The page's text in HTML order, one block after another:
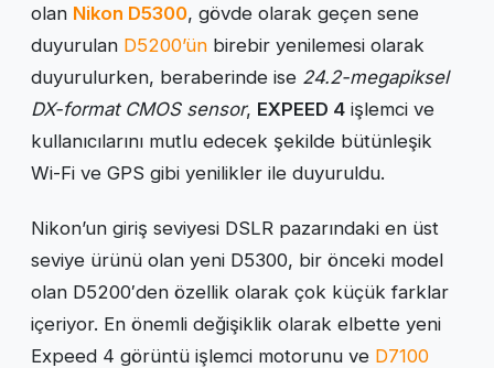
olan Nikon D5300, gövde olarak geçen sene
duyurulan D5200’ün birebir yenilemesi olarak
duyurulurken, beraberinde ise 24.2-megapiksel
DX-format CMOS sensor, EXPEED 4 işlemci ve
kullanıcılarını mutlu edecek şekilde bütünleşik
Wi-Fi ve GPS gibi yenilikler ile duyuruldu.
Nikon’un giriş seviyesi DSLR pazarındaki en üst
seviye ürünü olan yeni D5300, bir önceki model
olan D5200′den özellik olarak çok küçük farklar
içeriyor. En önemli değişiklik olarak elbette yeni
Expeed 4 görüntü işlemci motorunu ve D7100